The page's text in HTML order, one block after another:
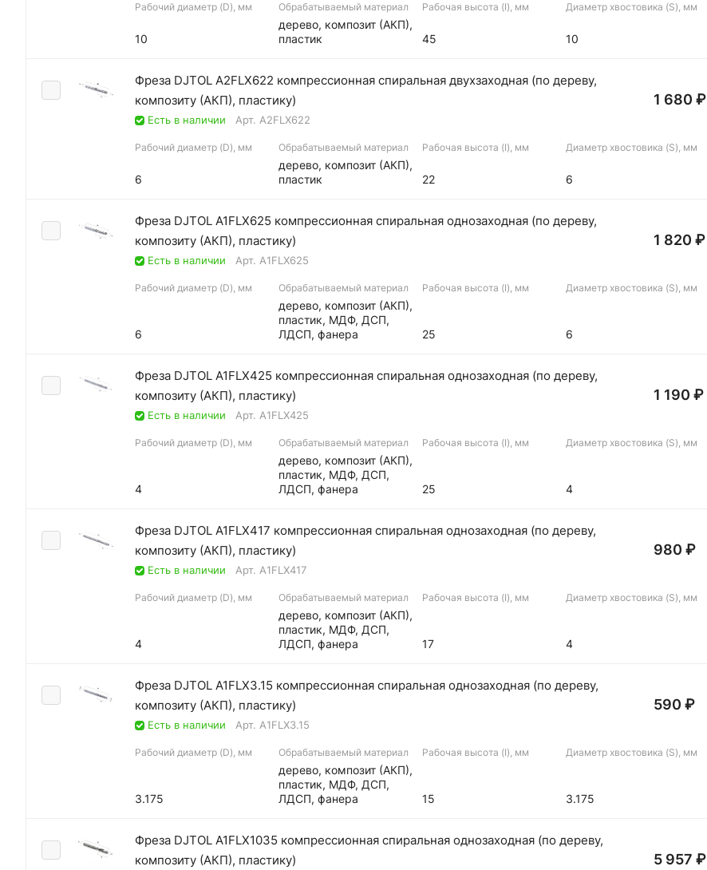
Рабочий диаметр (D), мм
10
Обрабатываемый материал
дерево, композит (АКП),
пластик
Рабочая высота (I), мм
45
Диаметр хвостовика (S), мм
10
Фреза DJTOL A2FLX622 компрессионная спиральная двухзаходная (по дереву,
композиту (АКП), пластику)
Есть в наличии Арт. A2FLX622
1 680 ₽
Рабочий диаметр (D), мм
6
Обрабатываемый материал
дерево, композит (АКП),
пластик
Рабочая высота (I), мм
22
Диаметр хвостовика (S), мм
6
Фреза DJTOL A1FLX625 компрессионная спиральная однозаходная (по дереву,
композиту (АКП), пластику)
Есть в наличии Арт. A1FLX625
1 820 ₽
Рабочий диаметр (D), мм
6
Обрабатываемый материал
дерево, композит (АКП),
пластик, МДФ, ДСП,
ЛДСП, фанера
Рабочая высота (I), мм
25
Диаметр хвостовика (S), мм
6
Фреза DJTOL A1FLX425 компрессионная спиральная однозаходная (по дереву,
композиту (АКП), пластику)
Есть в наличии Арт. A1FLX425
1 190 ₽
Рабочий диаметр (D), мм
4
Обрабатываемый материал
дерево, композит (АКП),
пластик, МДФ, ДСП,
ЛДСП, фанера
Рабочая высота (I), мм
25
Диаметр хвостовика (S), мм
4
Фреза DJTOL A1FLX417 компрессионная спиральная однозаходная (по дереву,
композиту (АКП), пластику)
Есть в наличии Арт. A1FLX417
980 ₽
Рабочий диаметр (D), мм
4
Обрабатываемый материал
дерево, композит (АКП),
пластик, МДФ, ДСП,
ЛДСП, фанера
Рабочая высота (I), мм
17
Диаметр хвостовика (S), мм
4
Фреза DJTOL A1FLX3.15 компрессионная спиральная однозаходная (по дереву,
композиту (АКП), пластику)
Есть в наличии Арт. A1FLX3.15
590 ₽
Рабочий диаметр (D), мм
3.175
Обрабатываемый материал
дерево, композит (АКП),
пластик, МДФ, ДСП,
ЛДСП, фанера
Рабочая высота (I), мм
15
Диаметр хвостовика (S), мм
3.175
Фреза DJTOL A1FLX1035 компрессионная спиральная однозаходная (по дереву,
композиту (АКП), пластику)
5 957 ₽